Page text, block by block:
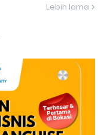
Lebih lama